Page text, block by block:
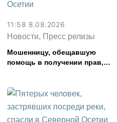
11:58 8.08.2026
Новости, Пресс релизы
Мошенницу, обещавшую
помощь в получении прав,